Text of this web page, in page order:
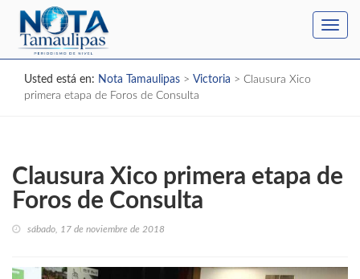
Usted está en: Nota Tamaulipas > Victoria > Clausura Xico
primera etapa de Foros de Consulta
Clausura Xico primera etapa de
Foros de Consulta
sábado, 17 de noviembre de 2018